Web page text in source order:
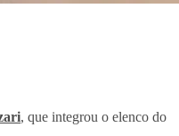
, que integrou o elenco do